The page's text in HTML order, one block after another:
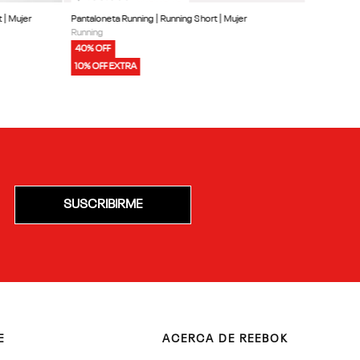
W 2In1 Short | Mujer
Pantaloneta Running | Running Short | Mujer
Running
40% OFF
10% OFF EXTRA
SUSCRIBIRME
ACERCA DE REEBOK